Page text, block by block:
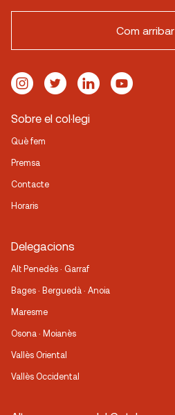
Com arribar
Sobre el col·legi
Què fem
Premsa
Contacte
Horaris
Delegacions
Alt Penedès · Garraf
Bages · Berguedà · Anoia
Maresme
Osona · Moianès
Vallès Oriental
Vallès Occidental